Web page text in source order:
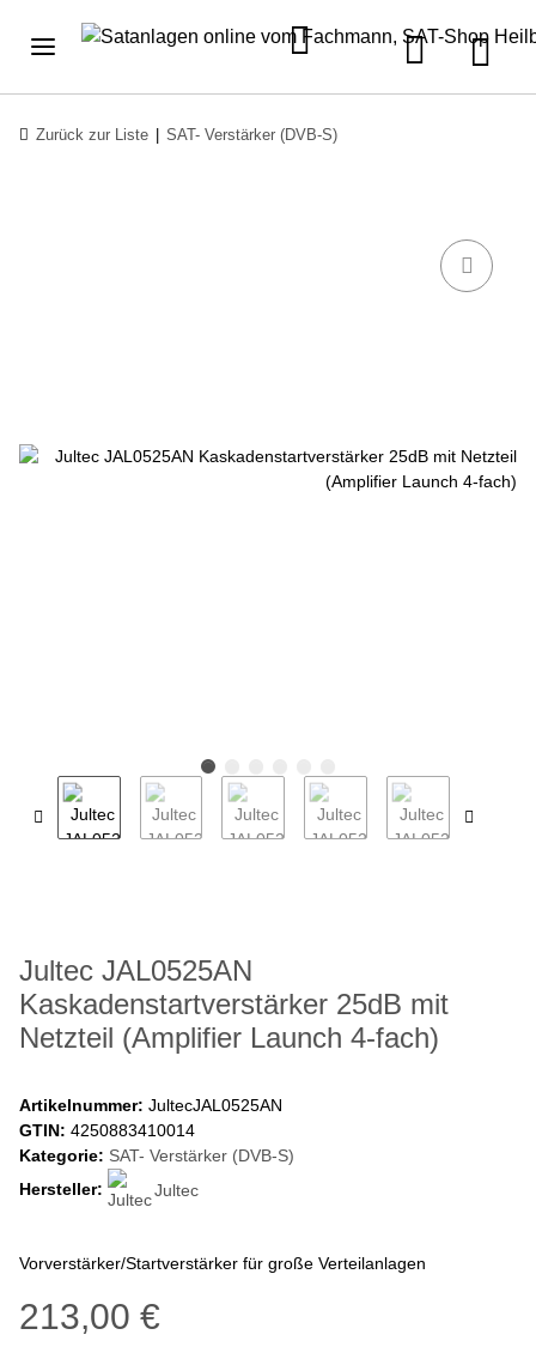
Zurück zur Liste SAT- Verstärker (DVB-S)
Jultec JAL0525AN
Kaskadenstartverstärker 25dB mit
Netzteil (Amplifier Launch 4-fach)
Artikelnummer: JultecJAL0525AN
GTIN: 4250883410014
Kategorie: SAT- Verstärker (DVB-S)
Hersteller:
Jultec
Vorverstärker/Startverstärker für große Verteilanlagen
213,00 €